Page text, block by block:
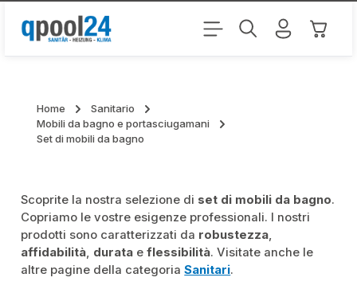
Passa al contenuto principale Il
Home
Sanitario
Mobili da bagno e portasciugamani
Set di mobili da bagno
Scoprite la nostra selezione di set di mobili da bagno.
Copriamo le vostre esigenze professionali. I nostri
prodotti sono caratterizzati da robustezza,
affidabilità, durata eflessibilità. Visitate anche le
altre pagine della categoriaSanitari.